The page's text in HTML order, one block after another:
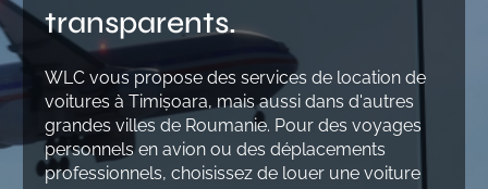
transparents.
WLC vous propose des services de location de
voitures à Timișoara, mais aussi dans d'autres
grandes villes de Roumanie. Pour des voyages
personnels en avion ou des déplacements
professionnels, choisissez de louer une voiture